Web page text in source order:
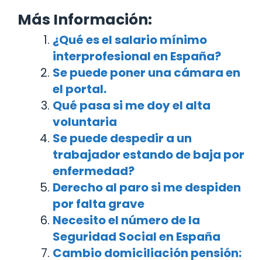
Más Información:
¿Qué es el salario mínimo
interprofesional en España?
Se puede poner una cámara en
el portal.
Qué pasa si me doy el alta
voluntaria
Se puede despedir a un
trabajador estando de baja por
enfermedad?
Derecho al paro si me despiden
por falta grave
Necesito el número de la
Seguridad Social en España
Cambio domiciliación pensión: